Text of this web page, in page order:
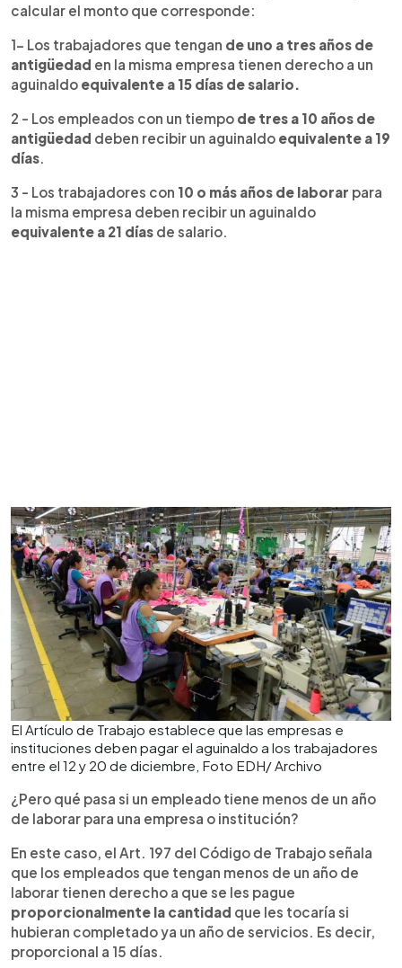
calcular el monto que corresponde:
1- Los trabajadores que tengan de uno a tres años de
antigüedad en la misma empresa tienen derecho a un
aguinaldo equivalente a 15 días de salario.
2 - Los empleados con un tiempo de tres a 10 años de
antigüedad deben recibir un aguinaldo equivalente a 19
días
3 - Los trabajadores con 10 o más años de laborar para
la misma empresa deben recibir un aguinaldo
equivalente a 21 días de salario.
El Artículo de Trabajo establece que las empresas e
instituciones deben pagar el aguinaldo a los trabajadores
entre el 12 y 20 de diciembre, Foto EDH/ Archivo
¿Pero qué pasa si un empleado tiene menos de un año
de laborar para una empresa o institución?
En este caso, el Art. 197 del Código de Trabajo señala
que los empleados que tengan menos de un año de
laborar tienen derecho a que se les pague
proporcionalmente la cantidad que les tocaría si
hubieran completado ya un año de servicios. Es decir,
proporcional a 15 días.